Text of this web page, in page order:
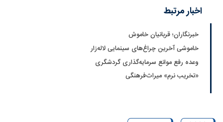
اخبار مرتبط
خبرنگاران؛ قربانیان خاموش
خاموشی آخرین چراغ‌های سینمایی لاله‌زار
وعده رفع موانع سرمایه‌گذاری گردشگری
«تخریب نرم» میراث‌فرهنگی